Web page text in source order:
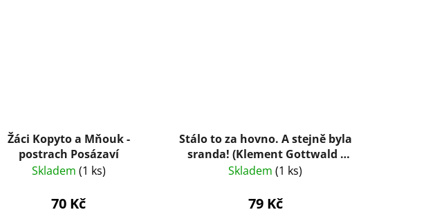
Žáci Kopyto a Mňouk -
postrach Posázaví
Skladem (1 ks)
70 Kč
Stálo to za hovno. A stejně byla
sranda! (Klement Gottwald -
spisy)
Skladem(1 ks)
79 Kč